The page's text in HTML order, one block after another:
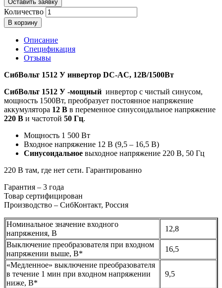
Оставить заявку
Количество
В корзину
Описание
Спецификация
Отзывы
СибВольт 1512 У инвертор DC-AC, 12В/1500Вт
СибВольт 1512 У -мощный инвертор с чистый синусом,
мощность 1500Вт, преобразует постоянное напряжение
аккумулятора 12 В в переменное синусоидальное напряжение
220 В и частотой 50 Гц.
Мощность 1 500 Вт
Входное напряжение 12 В (9,5 – 16,5 В)
Синусоидальное выходное напряжение 220 В, 50 Гц
220 В там, где нет сети. Гарантированно
Гарантия – 3 года
Товар сертифицирован
Производство – СибКонтакт, Россия
Номинальное значение входного
напряжения, В
12,8
Выключение преобразователя при входном
напряжении выше, В*
16,5
«Медленное» выключение преобразователя
в течение 1 мин при входном напряжении
ниже, В*
9,5